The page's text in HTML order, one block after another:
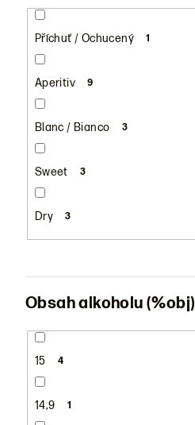
Příchuť / Ochucený 1
Aperitiv 9
Blanc / Bianco 3
Sweet 3
Dry 3
Obsah alkoholu (%obj)
15 4
14,9 1